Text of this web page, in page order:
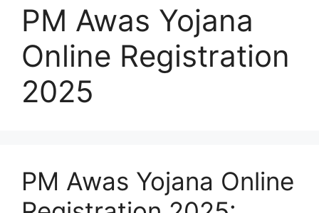
PM Awas Yojana
Online Registration
2025
PM Awas Yojana Online